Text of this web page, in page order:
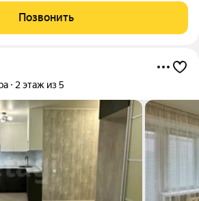
отсутствие уличного шума и
Позвонить
2 этаж из 5